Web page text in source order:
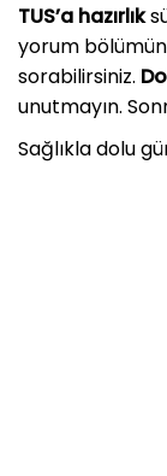
TUS’a hazırlık
yorum
sorabilirsiniz.
unutmayın.
Sağlıkla dolu